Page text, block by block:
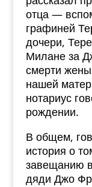
отца —
графиней
дочери,
Милане за
смерти
нашей
нотариус
рождении.
В общем,
история о
завещанию
дяди Джо